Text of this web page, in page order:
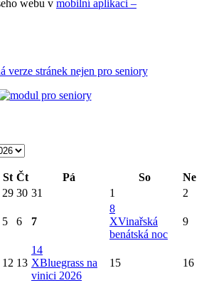
webu v mobilní aplikaci –
verze stránek nejen pro seniory
St Čt Pá So
Ne
29 30 31 1 2
5 6 7
8
XVinařská
benátská noc
9
12 13
14
XBluegrass na
vinici 2026
15 16